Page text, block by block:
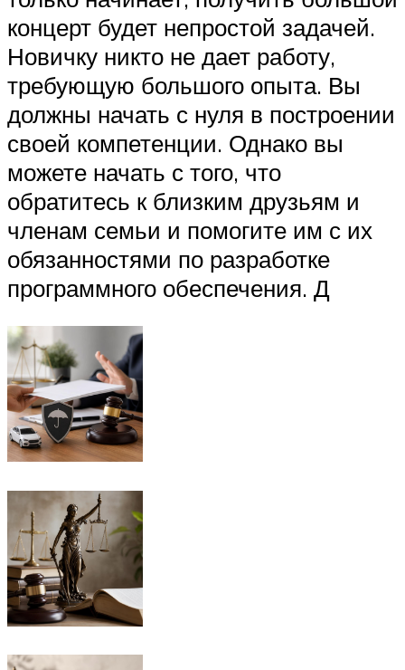
концерт будет непростой задачей.
Новичку никто не дает работу,
требующую большого опыта. Вы
должны начать с нуля в построении
своей компетенции. Однако вы
можете начать с того, что
обратитесь к близким друзьям и
членам семьи и помогите им с их
обязанностями по разработке
программного обеспечения. Д